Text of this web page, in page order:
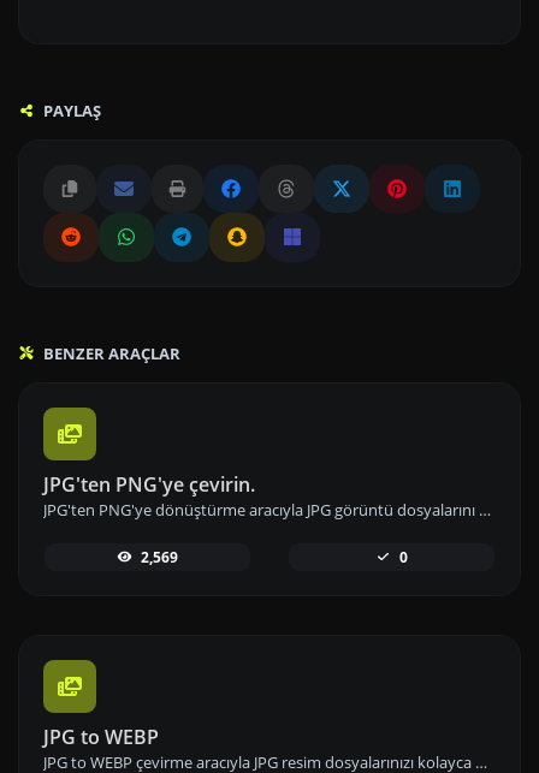
PAYLAŞ
BENZER ARAÇLAR
JPG'ten PNG'ye çevirin.
JPG'ten PNG'ye dönüştürme aracıyla JPG görüntü dosyalarını hızlı biçimde PNG formatına dönüştürün; orijinal görüntü kalitesini koruyun.
2,569 0
JPG to WEBP
JPG to WEBP çevirme aracıyla JPG resim dosyalarınızı kolayca WEBP formatına dönüştürün; daha iyi sıkıştırma ve yüksek kalite elde edin.